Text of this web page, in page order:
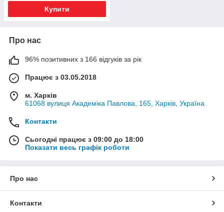
Купити
Про нас
96% позитивних з 166 відгуків за рік
Працює з 03.05.2018
м. Харків
61068 вулиця Академіка Павлова, 165, Харків, Україна
Контакти
Сьогодні працює з 09:00 до 18:00
Показати весь графік роботи
Про нас
Контакти